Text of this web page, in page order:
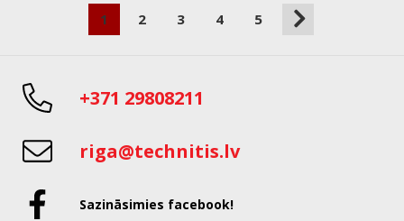
1 2 3 4 5
+371 29808211
riga@technitis.lv
Sazināsimies facebook!